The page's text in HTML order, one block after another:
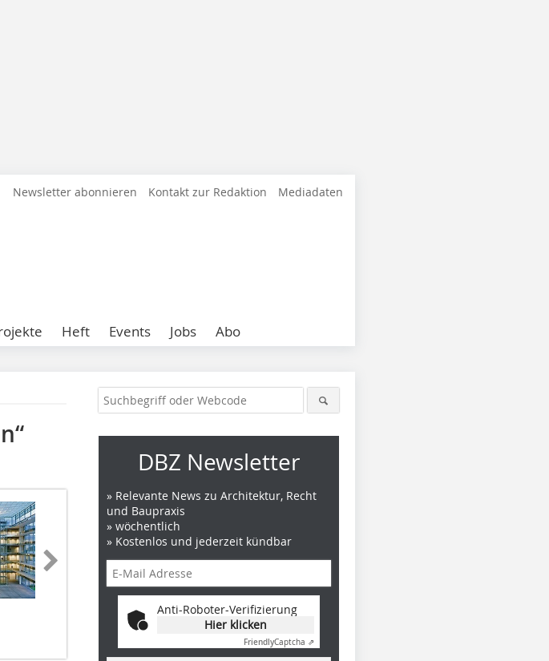
Newsletter abonnieren Kontakt zur Redaktion Mediadaten
Heft Events Jobs Abo
Foto: Hufton & Crow
DBZ Newsletter
» Relevante News zu Architektur, Recht
und Baupraxis
» wöchentlich
» Kostenlos und jederzeit kündbar
Anti-Roboter-Verifizierung
Hier klicken
FriendlyCaptcha ⇗